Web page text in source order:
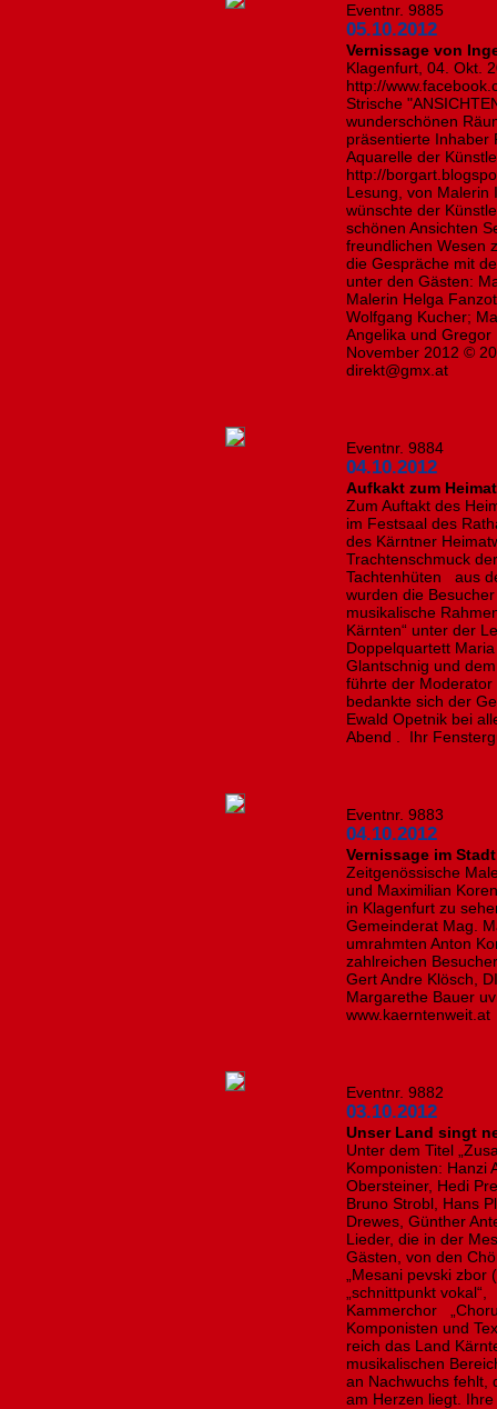
Eventnr. 9885
05.10.2012
Vernissage von
Klagenfurt, 04. Okt.
http://
Strische
wunderschönen
präsentierte Inhaber
Aquarelle der
http://
Lesung, von Malerin
wünschte der
schönen Ansichten
freundlichen Wesen
die Gespräche mit
unter den Gästen:
Malerin Helga
Wolfgang Kucher;
Angelika und
November 2012 ©
direkt@gmx.at
Eventnr. 9884
04.10.2012
Aufkakt zum
Zum Auftakt des
im Festsaal des
des Kärntner
Trachtenschmuck
Tachtenhüten aus
wurden die
musikalische
Kärnten“ unter der
Doppelquartett
Glantschnig und
führte der Moderator
bedankte sich der
Ewald Opetnik bei
Abend . Ihr
Eventnr. 9883
04.10.2012
Vernissage im
Zeitgenössische
und Maximilian
in Klagenfurt zu
Gemeinderat Mag.
umrahmten Anton
zahlreichen
Gert Andre Klösch,
Margarethe Bauer
www.kaerntenweit.at
Eventnr. 9882
03.10.2012
Unser Land singt
Unter dem Titel
Komponisten: Hanzi
Obersteiner, Hedi
Bruno Strobl, Hans
Drewes, Günther
Lieder, die in der
Gästen, von den
„Mesani pevski
„schnittpunkt
Kammerchor
Komponisten und
reich das Land
musikalischen
an Nachwuchs fehlt,
am Herzen liegt.